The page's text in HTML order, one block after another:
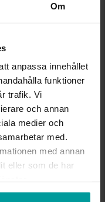
Om
anpassa innehållet
funktioner
trafik. Vi
och annan
medier och
med.
med annan
eller som de har
Guld